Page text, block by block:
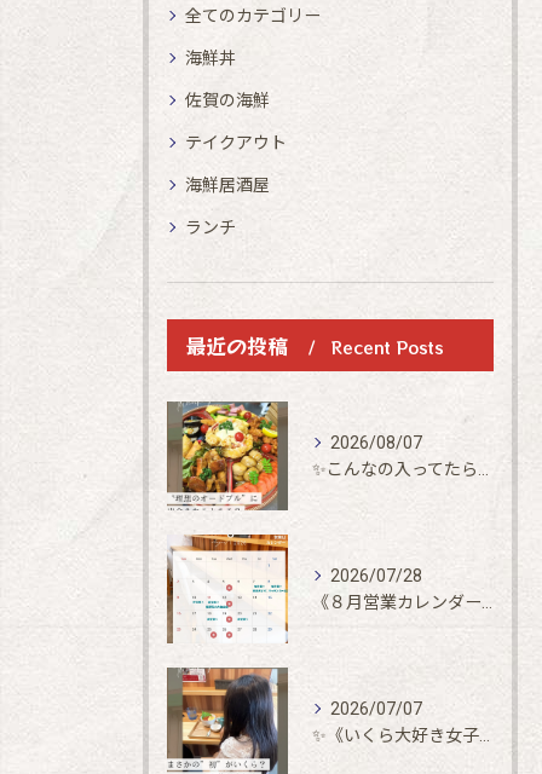
全てのカテゴリー
海鮮丼
佐賀の海鮮
テイクアウト
海鮮居酒屋
ランチ
最近の投稿 Recent Posts
2026/08/07
2026/07/28
2026/07/07